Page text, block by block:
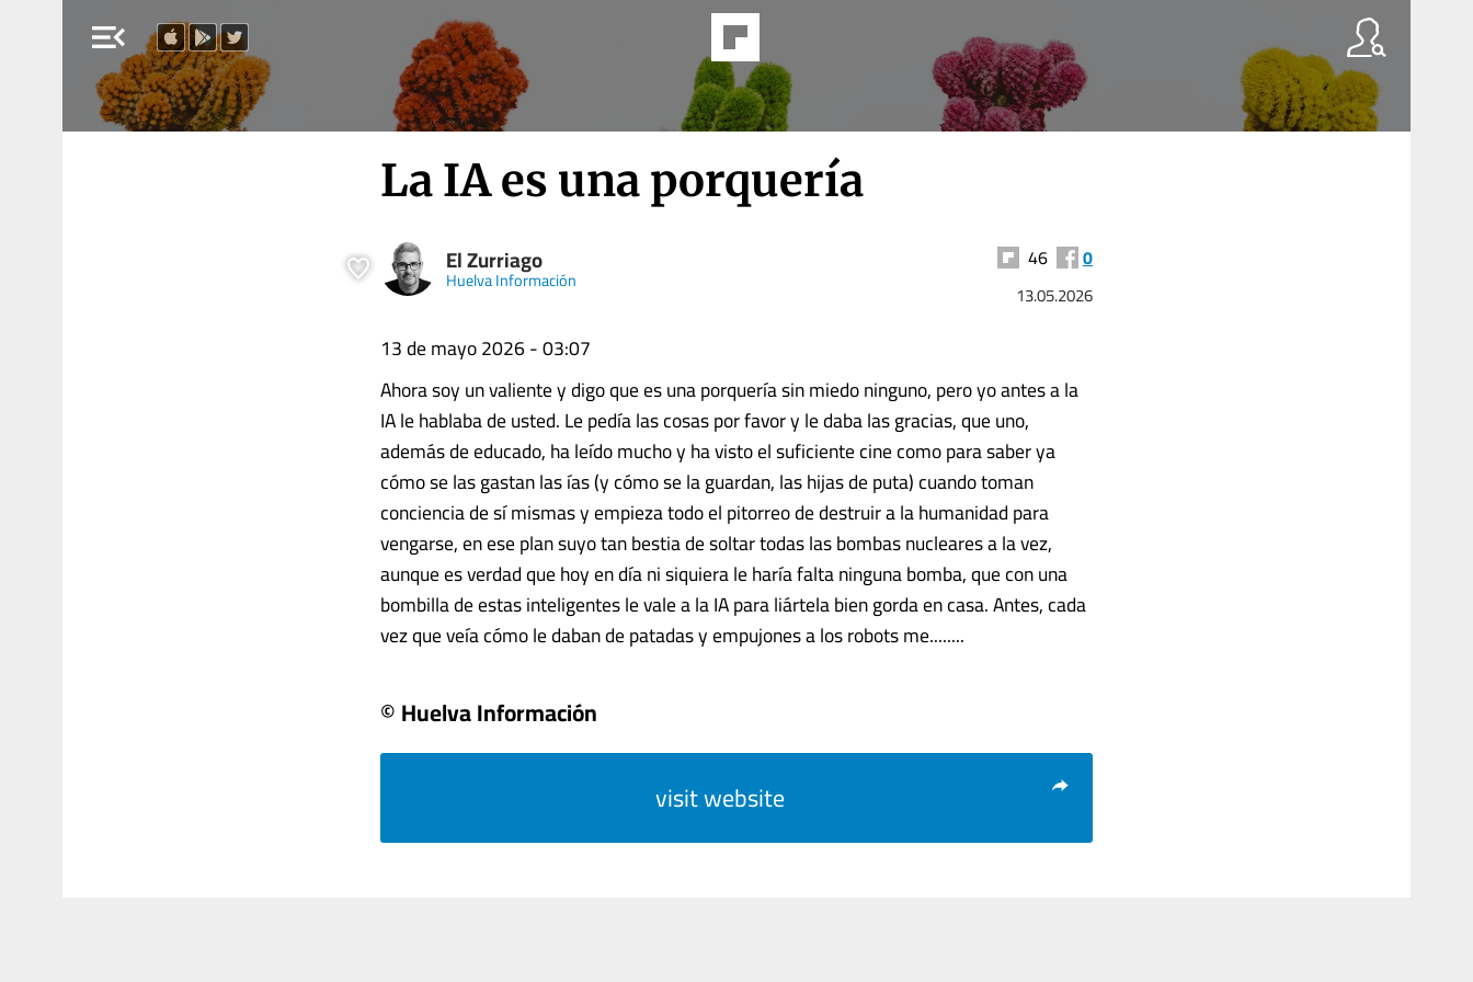
menu_open
La IA es una porquería
El Zurriago
Huelva Información
46 0
13.05.2026
13 de mayo 2026 - 03:07
Ahora soy un valiente y digo que es una porquería sin miedo ninguno, pero yo antes a la
IA le hablaba de usted. Le pedía las cosas por favor y le daba las gracias, que uno,
además de educado, ha leído mucho y ha visto el suficiente cine como para saber ya
cómo se las gastan las ías (y cómo se la guardan, las hijas de puta) cuando toman
conciencia de sí mismas y empieza todo el pitorreo de destruir a la humanidad para
vengarse, en ese plan suyo tan bestia de soltar todas las bombas nucleares a la vez,
aunque es verdad que hoy en día ni siquiera le haría falta ninguna bomba, que con una
bombilla de estas inteligentes le vale a la IA para liártela bien gorda en casa. Antes, cada
vez que veía cómo le daban de patadas y empujones a los robots me........
© Huelva Información
visit website